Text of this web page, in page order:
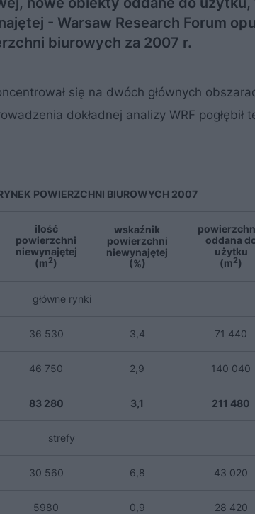
- Warsaw Research Forum
biurowych za 2007 r.
się na dwóch głównych
dokładnej analizy WRF pogłębił
POWIERZCHNI BIUROWYCH 2007
ilość
powierzchni
niewynajętej
(m2)
wskaźnik
powierzchni
niewynajętej
(%)
oddana
użytku
(m2)
główne rynki
36 530 3,4 71 440
46 750 2,9 140 040
83 280 3,1 211 480
strefy
30 560 6,8 43 020
5980 0,9 28 420